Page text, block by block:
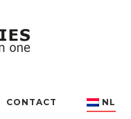
CONTACT NL